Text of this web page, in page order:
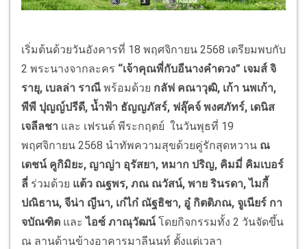
เริ่มต้นด้วยวันอังคารที่ 18 พฤศจิกายน 2568 เตรียมพบกับ
2 พระนางจากละคร “เจ้าคุณพี่กับอีนางคำดวง” เจมส์ จิ
รายุ, เบลล่า ราณี พร้อมด้วย กลัฟ คณาวุฒิ, เก้า นพเก้า,
พีพี ปุญญ์ปรีดี, น้ำฟ้า ธัญญภัสร์, ฟลุ๊คจ์ พงศภัทร์, เดนิส
เจลีลชา และ เฟรนด์ พีระกฤตย์ ในวันพุธที่ 19
พฤศจิกายน 2568 นำทัพความสุขด้วยคู่รักสุดหวาน ณ
เดชน์ คูกิมิยะ, ญาญ่า อุรัสยา, หมาก ปริญ, คิมมี่ คิมเบอร์
ลี่ ร่วมด้วย แต้ว ณฐพร, ภณ ณวัสน์, พาย รินรดา, ไมกี้
ปณิธาน, จีน่า ญีนา, เก๋ไก๋ ณัฐธิชา, อู๋ กิตติภณ, จูเนียร์ กา
จบัณฑิต และ ไอซ์ ภาณุวัฒน์โดยกิจกรรมทั้ง 2 วันจัดขึ้น
ณ ลานด้านข้างอาคารมาลีนนท์ ตั้งแต่เวลา